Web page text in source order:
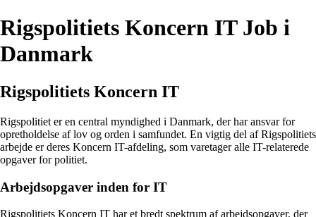
Rigspolitiets Koncern IT Job i
Danmark
Rigspolitiets Koncern IT
Rigspolitiet er en central myndighed i Danmark, der har ansvar for
opretholdelse af lov og orden i samfundet. En vigtig del af Rigspolitiets
arbejde er deres Koncern IT-afdeling, som varetager alle IT-relaterede
opgaver for politiet.
Arbejdsopgaver inden for IT
Rigspolitiets Koncern IT har et bredt spektrum af arbejdsopgaver, der